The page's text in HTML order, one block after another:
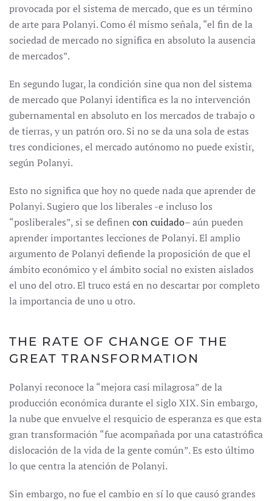
provocada por el sistema de mercado, que es un término
de arte para Polanyi. Como él mismo señala, “el fin de la
sociedad de mercado no significa en absoluto la ausencia
de mercados”.
En segundo lugar, la condición sine qua non del sistema
de mercado que Polanyi identifica es la no intervención
gubernamental en absoluto en los mercados de trabajo o
de tierras, y un patrón oro. Si no se da una sola de estas
tres condiciones, el mercado autónomo no puede existir,
según Polanyi.
Esto no significa que hoy no quede nada que aprender de
Polanyi. Sugiero que los liberales -e incluso los
“posliberales”, si se definen con cuidado– aún pueden
aprender importantes lecciones de Polanyi. El amplio
argumento de Polanyi defiende la proposición de que el
ámbito económico y el ámbito social no existen aislados
el uno del otro. El truco está en no descartar por completo
la importancia de uno u otro.
THE RATE OF CHANGE OF THE
GREAT TRANSFORMATION
Polanyi reconoce la “mejora casi milagrosa” de la
producción económica durante el siglo XIX. Sin embargo,
la nube que envuelve el resquicio de esperanza es que esta
gran transformación “fue acompañada por una catastrófica
dislocación de la vida de la gente común”. Es esto último
lo que centra la atención de Polanyi.
Sin embargo, no fue el cambio en sí lo que causó grandes